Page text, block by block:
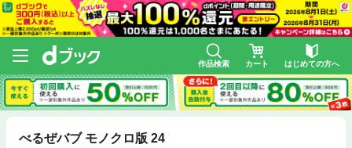
作品検索 カート はじめての方へ
べるぜバブ モノクロ版 24